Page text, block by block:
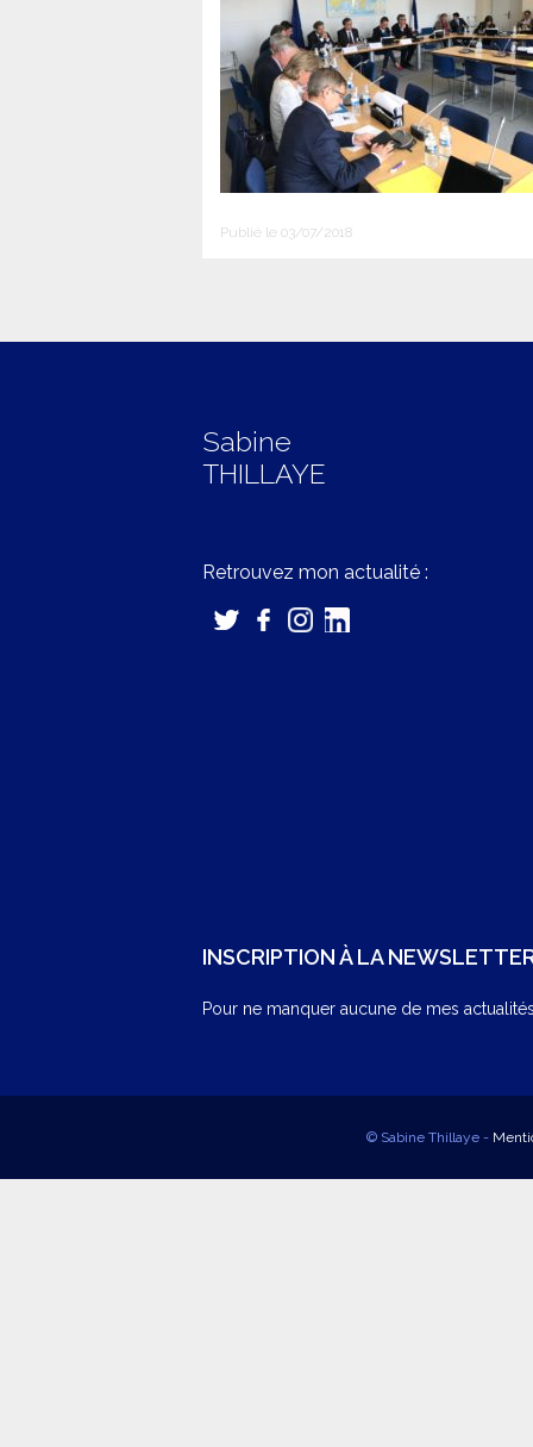
Publié le 03/07/2018
Sabine
THILLAYE
Retrouvez mon actualité :
INSCRIPTION À LA
Pour ne manquer aucune de mes
© Sabine Thillaye -